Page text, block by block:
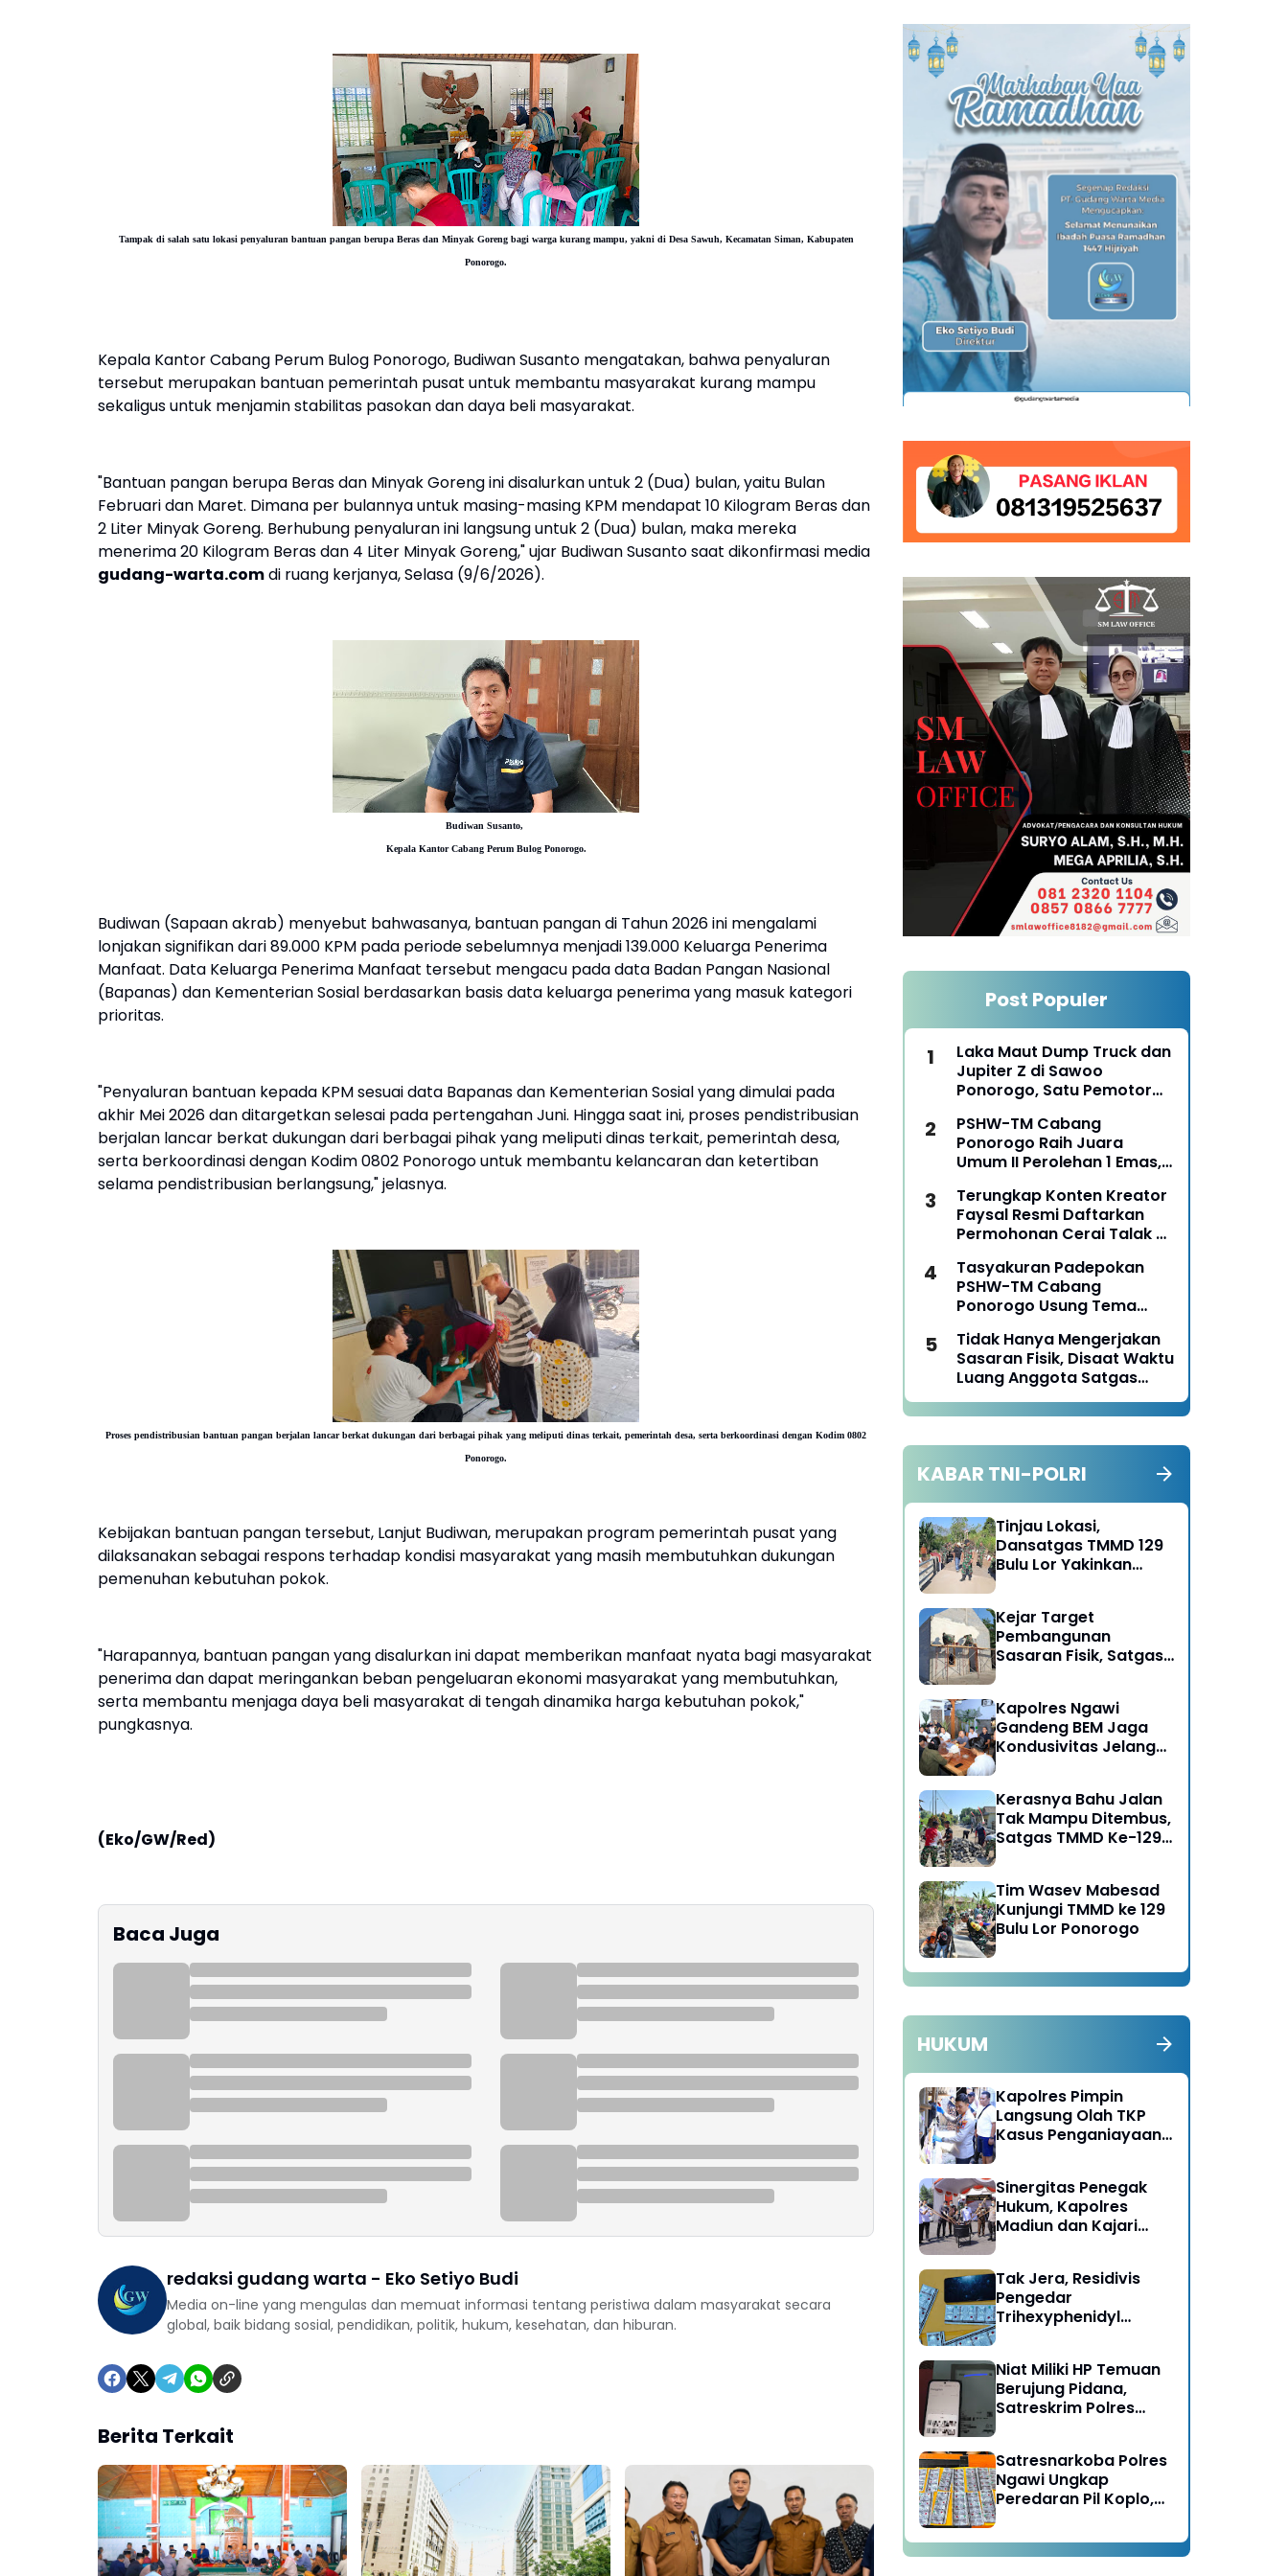
Tampak di salah satu lokasi penyaluran bantuan pangan berupa Beras dan Minyak Goreng bagi warga kurang mampu, yakni di Desa Sawuh, Kecamatan Siman, Kabupaten
Ponorogo.
Kepala Kantor Cabang Perum Bulog Ponorogo, Budiwan Susanto mengatakan, bahwa penyaluran
tersebut merupakan bantuan pemerintah pusat untuk membantu masyarakat kurang mampu
sekaligus untuk menjamin stabilitas pasokan dan daya beli masyarakat.
"Bantuan pangan berupa Beras dan Minyak Goreng ini disalurkan untuk 2 (Dua) bulan, yaitu Bulan
Februari dan Maret. Dimana per bulannya untuk masing-masing KPM mendapat 10 Kilogram Beras dan
2 Liter Minyak Goreng. Berhubung penyaluran ini langsung untuk 2 (Dua) bulan, maka mereka
menerima 20 Kilogram Beras dan 4 Liter Minyak Goreng," ujar Budiwan Susanto saat dikonfirmasi media
gudang-warta.comdi ruang kerjanya, Selasa (9/6/2026).
Budiwan Susanto,
Kepala Kantor Cabang Perum Bulog Ponorogo.
Budiwan (Sapaan akrab) menyebut bahwasanya, bantuan pangan di Tahun 2026 ini mengalami
lonjakan signifikan dari 89.000 KPM pada periode sebelumnya menjadi 139.000 Keluarga Penerima
Manfaat. Data Keluarga Penerima Manfaat tersebut mengacu pada data Badan Pangan Nasional
(Bapanas) dan Kementerian Sosial berdasarkan basis data keluarga penerima yang masuk kategori
prioritas.
"Penyaluran bantuan kepada KPM sesuai data Bapanas dan Kementerian Sosial yang dimulai pada
akhir Mei 2026 dan ditargetkan selesai pada pertengahan Juni. Hingga saat ini, proses pendistribusian
berjalan lancar berkat dukungan dari berbagai pihak yang meliputi dinas terkait, pemerintah desa,
serta berkoordinasi dengan Kodim 0802 Ponorogo untuk membantu kelancaran dan ketertiban
selama pendistribusian berlangsung," jelasnya.
Proses pendistribusian bantuan pangan berjalan lancar berkat dukungan dari berbagai pihak yang meliputi dinas terkait, pemerintah desa, serta berkoordinasi dengan Kodim 0802
Ponorogo.
Kebijakan bantuan pangan tersebut, Lanjut Budiwan, merupakan program pemerintah pusat yang
dilaksanakan sebagai respons terhadap kondisi masyarakat yang masih membutuhkan dukungan
pemenuhan kebutuhan pokok.
"Harapannya, bantuan pangan yang disalurkan ini dapat memberikan manfaat nyata bagi masyarakat
penerima dan dapat meringankan beban pengeluaran ekonomi masyarakat yang membutuhkan,
serta membantu menjaga daya beli masyarakat di tengah dinamika harga kebutuhan pokok,"
pungkasnya.
(Eko/GW/Red)
Baca Juga
redaksi gudang warta - Eko Setiyo Budi
Media on-line yang mengulas dan memuat informasi tentang peristiwa dalam masyarakat secara
global, baik bidang sosial, pendidikan, politik, hukum, kesehatan, dan hiburan.
Berita Terkait
Post Populer
Laka Maut Dump Truck dan
Jupiter Z di Sawoo
Ponorogo, Satu Pemotor
PSHW-TM Cabang
Ponorogo Raih Juara
Umum II Perolehan 1 Emas,
pada Kejurkab IPSI
Ponorogo Tahun 2026
Terungkap Konten Kreator
Faysal Resmi Daftarkan
Permohonan Cerai Talak Di
Ponorogo
Tasyakuran Padepokan
PSHW-TM Cabang
Ponorogo Usung Tema
Persaudaraan, Berkarya
dengan Keikhlasan dan
Mengabdi dengan
Tanggungjawab
Tidak Hanya Mengerjakan
Sasaran Fisik, Disaat Waktu
Luang Anggota Satgas
TMMD Ke-129 Juga Turun
Tangan Bantu Warga
KABAR TNI-POLRI
Tinjau Lokasi,
Dansatgas TMMD 129
Bulu Lor Yakinkan
Kejar Target
Pembangunan
Sasaran Fisik, Satgas
RTLH Milik Puguh
Kapolres Ngawi
Gandeng BEM Jaga
Kondusivitas Jelang
Kerasnya Bahu Jalan
Tak Mampu Ditembus,
Satgas TMMD Ke-129
Tim Wasev Mabesad
Kunjungi TMMD ke 129
Bulu Lor Ponorogo
HUKUM
Kapolres Pimpin
Langsung Olah TKP
Kasus Penganiayaan
Ngawi
Sinergitas Penegak
Hukum, Kapolres
Madiun dan Kajari
Umum
Tak Jera, Residivis
Pengedar
Trihexyphenidyl
Ngawi
Niat Miliki HP Temuan
Berujung Pidana,
Satreskrim Polres
Satresnarkoba Polres
Ngawi Ungkap
Peredaran Pil Koplo,
Diamankan